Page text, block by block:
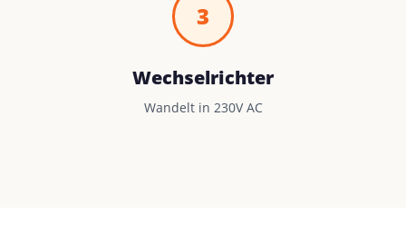
3
Wechselrichter
Wandelt in 230V AC